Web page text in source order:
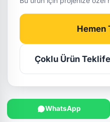
Hemen
Çoklu Ürün
WhatsApp